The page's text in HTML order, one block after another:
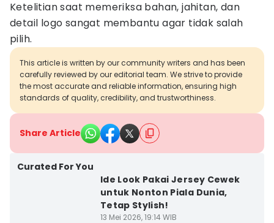
Ketelitian saat memeriksa bahan, jahitan, dan
detail logo sangat membantu agar tidak salah
pilih.
This article is written by our community writers and has been
carefully reviewed by our editorial team. We strive to provide
the most accurate and reliable information, ensuring high
standards of quality, credibility, and trustworthiness.
Share Article
Curated For You
Ide Look Pakai Jersey Cewek
untuk Nonton Piala Dunia,
Tetap Stylish!
13 Mei 2026, 19:14 WIB